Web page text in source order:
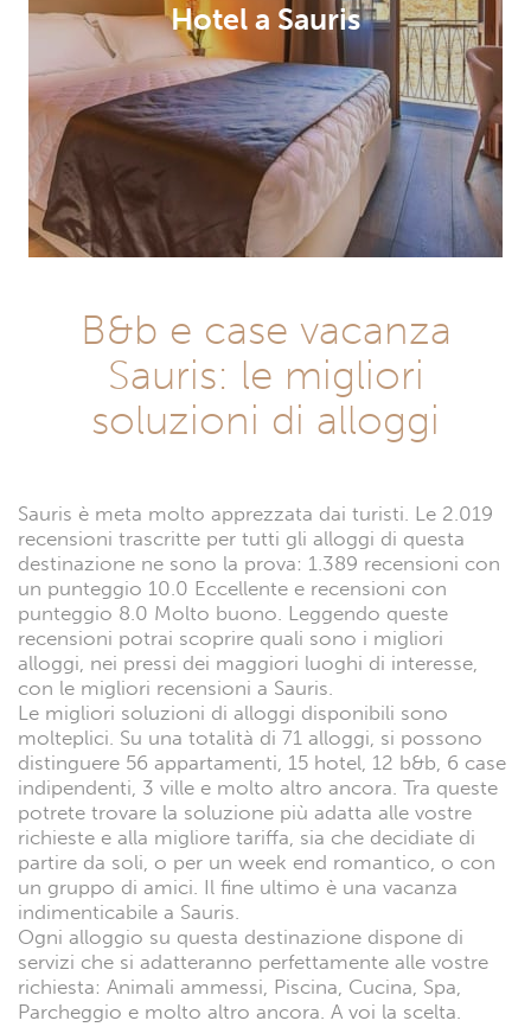
Hotel a Sauris
B&b e case vacanza
Sauris: le migliori
soluzioni di alloggi
Sauris è meta molto apprezzata dai turisti. Le 2.019
recensioni trascritte per tutti gli alloggi di questa
destinazione ne sono la prova: 1.389 recensioni con
un punteggio 10.0 Eccellente e recensioni con
punteggio 8.0 Molto buono. Leggendo queste
recensioni potrai scoprire quali sono i migliori
alloggi, nei pressi dei maggiori luoghi di interesse,
con le migliori recensioni a Sauris.
Le migliori soluzioni di alloggi disponibili sono
molteplici. Su una totalità di 71 alloggi, si possono
distinguere 56 appartamenti, 15 hotel, 12 b&b, 6 case
indipendenti, 3 ville e molto altro ancora. Tra queste
potrete trovare la soluzione più adatta alle vostre
richieste e alla migliore tariffa, sia che decidiate di
partire da soli, o per un week end romantico, o con
un gruppo di amici. Il fine ultimo è una vacanza
indimenticabile a Sauris.
Ogni alloggio su questa destinazione dispone di
servizi che si adatteranno perfettamente alle vostre
richiesta: Animali ammessi, Piscina, Cucina, Spa,
Parcheggio e molto altro ancora. A voi la scelta.